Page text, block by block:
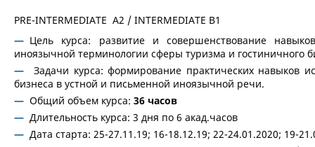
PRE-INTERMEDIATE A2 / INTERMEDIATE B1
Цель курса: развитие и совершенствование
иноязычной терминологии сферы туризма и гостиничного
Задачи курса: формирование практических навыков
бизнеса в устной и письменной иноязычной речи.
Общий объем курса: 36 часов
Длительность курса: 3 дня по 6 акад.часов
Дата старта: 25-27.11.19; 16-18.12.19; 22-24.01.2020; 19-